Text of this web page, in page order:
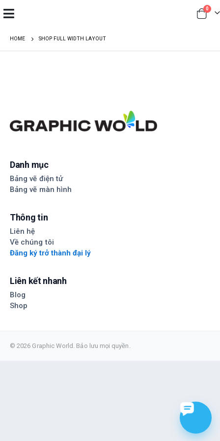
0
HOME SHOP FULL WIDTH LAYOUT
Danh mục
Bảng vẽ điện tử
Bảng vẽ màn hình
Thông tin
Liên hệ
Về chúng tôi
Đăng ký trở thành đại lý
Liên kết nhanh
Blog
Shop
© 2026 Graphic World. Bảo lưu mọi quyền.